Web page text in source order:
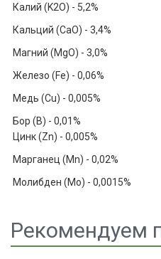
Калий (K2O) - 5,2%
Кальций (CaO) - 3,4%
Магний (MgО) - 3,0%
Железо (Fe) - 0,06%
Медь (Cu) - 0,005%
Бор (B) - 0,01%
Цинк (Zn) - 0,005%
Марганец (Mn) - 0,02%
Молибден (Mo) - 0,0015%
Рекомендуем